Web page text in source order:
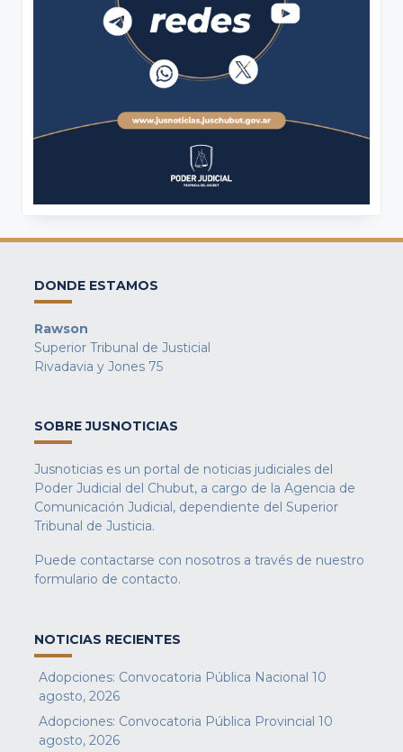
DONDE ESTAMOS
Rawson
Superior Tribunal de Justicial
Rivadavia y Jones 75
SOBRE JUSNOTICIAS
Jusnoticias es un portal de noticias judiciales del
Poder Judicial del Chubut, a cargo de la Agencia de
Comunicación Judicial, dependiente del Superior
Tribunal de Justicia.
Puede contactarse con nosotros a través de nuestro
formulario de contacto.
NOTICIAS RECIENTES
Adopciones: Convocatoria Pública Nacional 10
agosto, 2026
Adopciones: Convocatoria Pública Provincial 10
agosto, 2026